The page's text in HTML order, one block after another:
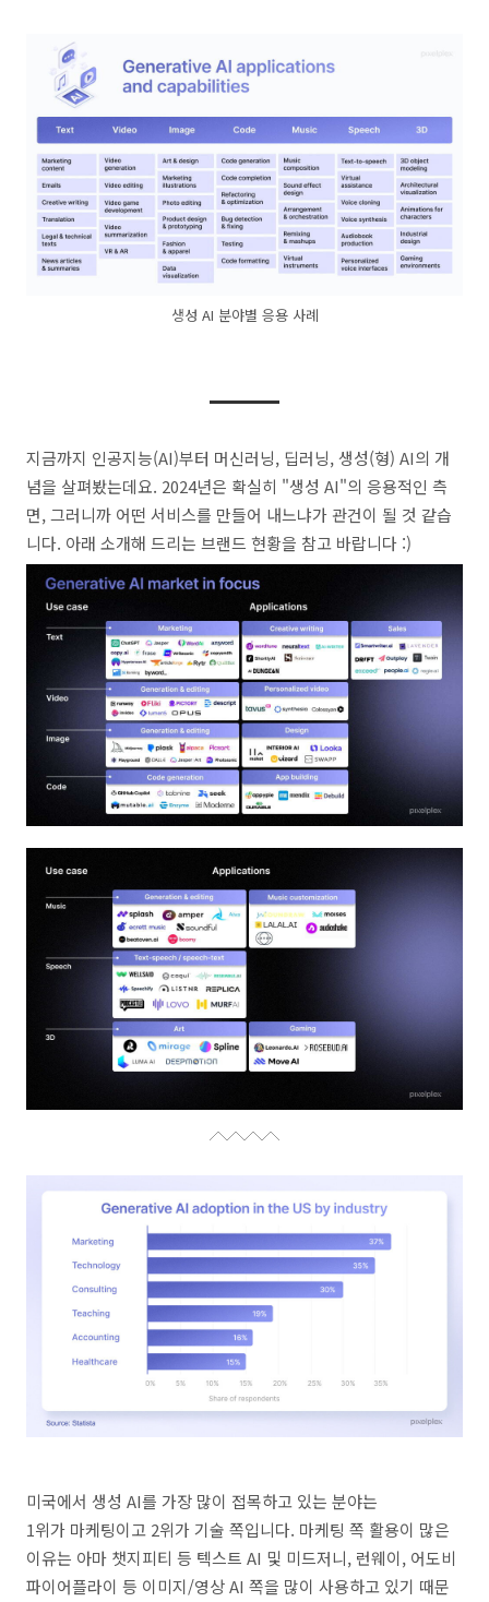
생성 AI 분야별 응용 사례
지금까지 인공지능(AI)부터 머신러닝, 딥러닝, 생성(형) AI의 개
념을 살펴봤는데요. 2024년은 확실히 "생성 AI"의 응용적인 측
면, 그러니까 어떤 서비스를 만들어 내느냐가 관건이 될 것 같습
니다. 아래 소개해 드리는 브랜드 현황을 참고 바랍니다 :)
미국에서 생성 AI를 가장 많이 접목하고 있는 분야는
1위가 마케팅이고 2위가 기술 쪽입니다. 마케팅 쪽 활용이 많은
이유는 아마 챗지피티 등 텍스트 AI 및 미드저니, 런웨이, 어도비
파이어플라이 등 이미지/영상 AI 쪽을 많이 사용하고 있기 때문